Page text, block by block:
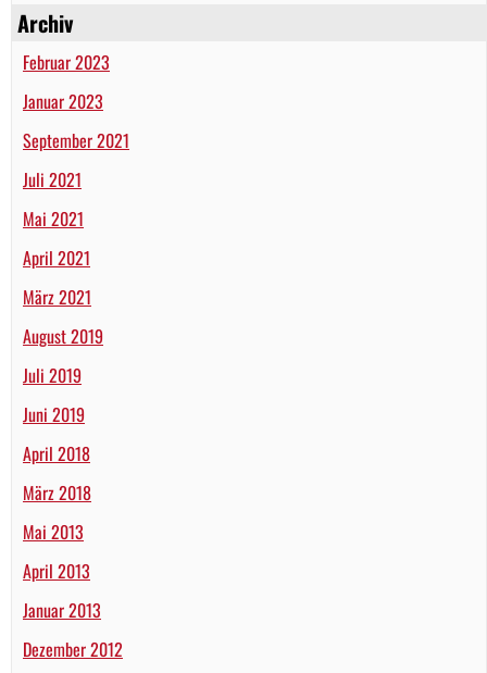
Archiv
Februar 2023
Januar 2023
September 2021
Juli 2021
Mai 2021
April 2021
März 2021
August 2019
Juli 2019
Juni 2019
April 2018
März 2018
Mai 2013
April 2013
Januar 2013
Dezember 2012